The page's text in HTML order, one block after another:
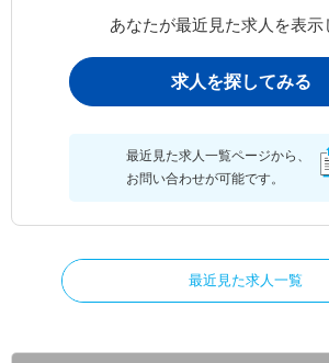
あなたが最近見た求人を表示
求人を探してみる
最近見た求人一覧ページから、
お問い合わせが可能です。
最近見た求人一覧